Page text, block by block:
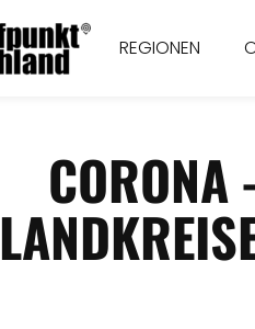
REGIONEN
CORONA